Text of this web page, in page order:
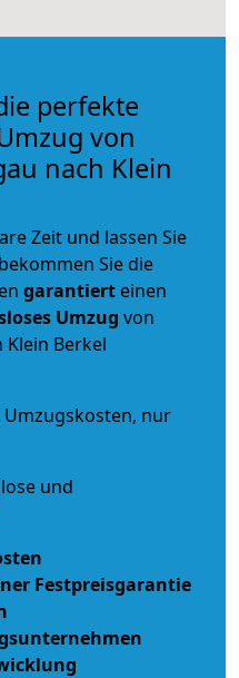
perfekte
von
nach Klein
Zeit und lassen Sie
Sie die
garantiert einen
Umzug von
Berkel
Umzugskosten, nur
und
Festpreisgarantie